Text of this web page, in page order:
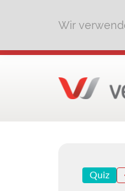
Wir
Quiz